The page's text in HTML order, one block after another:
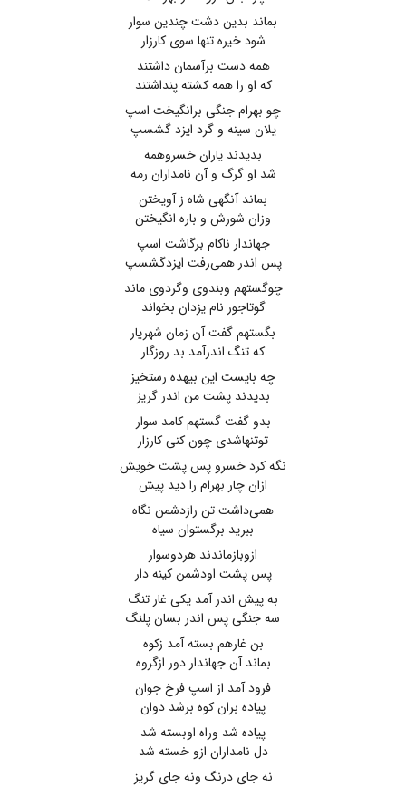
بماند بدین دشت چندین سوار
شود خیره تنها سوی کارزار
همه دست برآسمان داشتند
که او را همه کشته پنداشتند
چو بهرام جنگی برانگیخت اسپ
یلان سینه و گرد ایزد گشسپ
بدیدند یاران خسروهمه
شد او گرگ و آن نامداران رمه
بماند آنگهی شاه ز آویختن
وزان شورش و باره انگیختن
جهاندار ناکام برگاشت اسپ
پس اندر همی‌رفت ایزدگشسپ
چوگستهم وبندوی وگردوی ماند
گوتاجور نام یزدان بخواند
بگستهم گفت آن زمان شهریار
که تنگ اندرآمد بد روزگار
چه بایست این بیهده رستخیز
بدیدند پشت من اندر گریز
بدو گفت گستهم کامد سوار
توتنهاشدی چون کنی کارزار
نگه کرد خسرو پس پشت خویش
ازان چار بهرام را دید پیش
همی‌داشت تن رازدشمن نگاه
ببرید برگستوان سیاه
ازوبازماندند هردوسوار
پس پشت اودشمن کینه دار
به پیش اندر آمد یکی غار تنگ
سه جنگی پس اندر بسان پلنگ
بن غارهم بسته آمد زکوه
بماند آن جهاندار دور ازگروه
فرود آمد از اسپ فرخ جوان
پیاده بران کوه برشد دوان
پیاده شد وراه اوبسته شد
دل نامداران ازو خسته شد
نه جای درنگ ونه جای گریز